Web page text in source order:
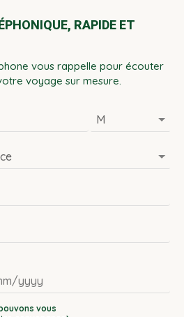
RAPIDE ET
vous rappelle pour écouter
voyage sur mesure.